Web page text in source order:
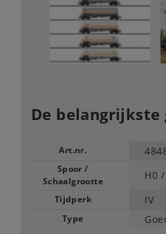
De belangrijkste
Art.nr.
Spoor /
Schaalgrootte
H0 /
Tijdperk IV
Type